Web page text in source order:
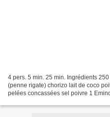
4 pers. 5 min. 25 min. Ingrédients
(penne rigate) chorizo lait de coco
pelées concassées sel poivre 1